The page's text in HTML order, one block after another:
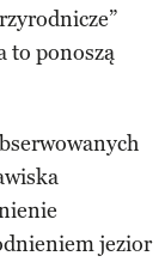
to ponoszą
jezior